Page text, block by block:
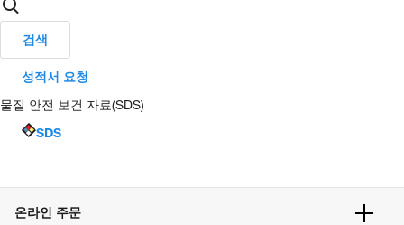
검색
성적서 요청
물질 안전 보건 자료(SDS)
SDS
온라인 주문